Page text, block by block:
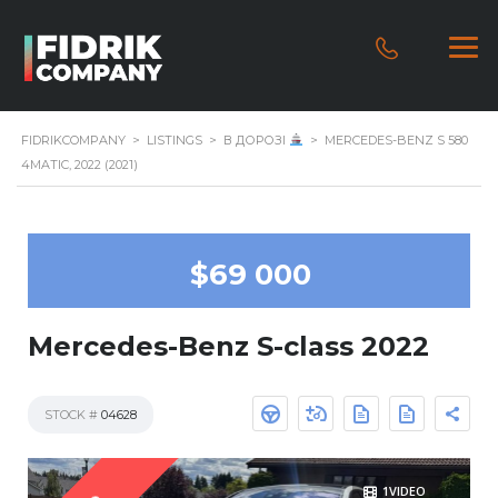
FIDRIKCOMPANY > LISTINGS > В ДОРОЗІ > MERCEDES-BENZ S 580
4MATIC, 2022 (2021)
$69 000
Mercedes-Benz S-class 2022
STOCK # 04628
1VIDEO